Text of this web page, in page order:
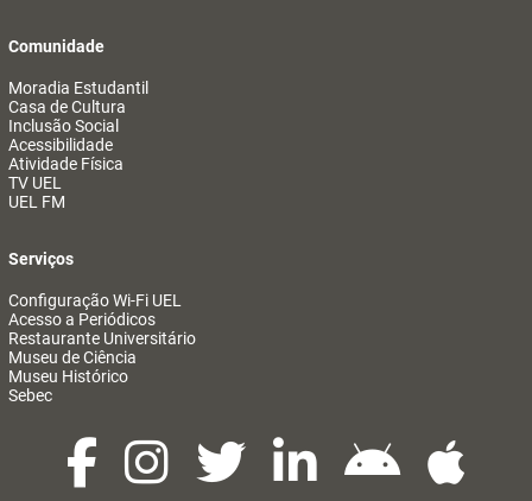
Comunidade
Moradia Estudantil
Casa de Cultura
Inclusão Social
Acessibilidade
Atividade Física
TV UEL
UEL FM
Serviços
Configuração Wi-Fi UEL
Acesso a Periódicos
Restaurante Universitário
Museu de Ciência
Museu Histórico
Sebec